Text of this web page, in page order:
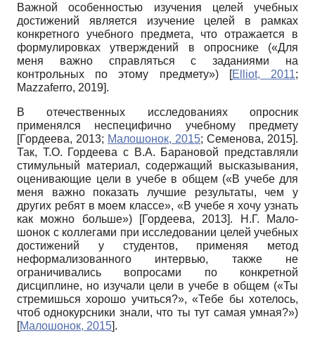
Важной особенностью изучения целей учебных
достижений является изучение целей в рамках
конкретного учебного предмета, что отражается в
формулировках утверждений в опроснике («Для
меня важно справляться с заданиями на
контрольных по этому предмету»)
[Elliot, 2011;
Mazzaferro, 2019].
В отечественных исследованиях опросник
применялся неспецифично учебному предмету
[Гордеева, 2013; Малошонок, 2015; Семенова, 2015].
Так, Т.О. Гордеева с В.А. Бара­новой представляли
стимульный материал, содержащий высказывания,
оценивающие цели в учебе в общем («В учебе для
меня важно показать лучшие результаты, чем у
других ребят в моем классе», «В учебе я хочу узнать
как можно больше»)
[Гордеева, 2013]. Н.Г. Мало-
шонок с коллегами при исследовании целей учебных
достижений у студентов, применяя метод
неформализованного интервью, также не
ограничивались вопросами по конкретной
дисциплине, но изучали цели в учебе в общем («Ты
стремишься хорошо учиться?», «Тебе бы хотелось,
чтоб однокурсники знали, что ты тут самая умная?»)
[Малошонок, 2015].